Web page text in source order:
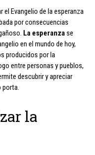
el Evangelio de la esperanza
por consecuencias
La esperanzase
en el mundo de hoy,
producidos por la
entre personas y pueblos,
descubrir y apreciar
porta.
la